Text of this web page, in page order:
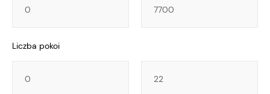
Liczba pokoi
pokoi
pokoi